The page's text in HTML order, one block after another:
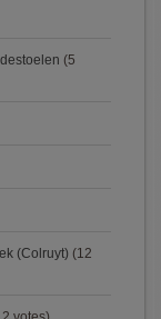
(5
(Colruyt) (12